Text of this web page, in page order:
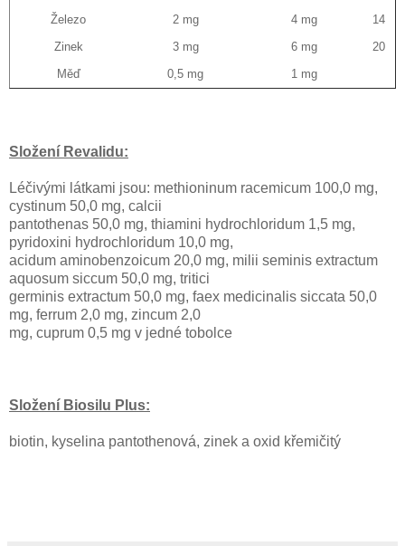
Železo
2 mg 4 mg
14
Zinek
3 mg 6 mg
20
Měď
0,5 mg 1 mg
Složení Revalidu:
Léčivými látkami jsou: methioninum racemicum 100,0 mg,
cystinum 50,0 mg, calcii
pantothenas 50,0 mg, thiamini hydrochloridum 1,5 mg,
pyridoxini hydrochloridum 10,0 mg,
acidum aminobenzoicum 20,0 mg, milii seminis extractum
aquosum siccum 50,0 mg, tritici
germinis extractum 50,0 mg, faex medicinalis siccata 50,0
mg, ferrum 2,0 mg, zincum 2,0
mg, cuprum 0,5 mg v jedné tobolce
Složení Biosilu Plus:
biotin, kyselina pantothenová, zinek a oxid křemičitý